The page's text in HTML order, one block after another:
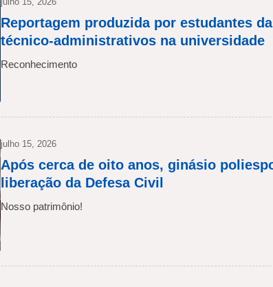
Reportagem produzida por estudantes
técnico-administrativos na universidade
Reconhecimento
julho 15, 2026
Após cerca de oito anos, ginásio
liberação da Defesa Civil
Nosso patrimônio!